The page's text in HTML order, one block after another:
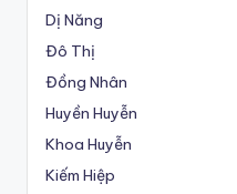
Dị Năng
Đô Thị
Đồng Nhân
Huyền Huyễn
Khoa Huyễn
Kiếm Hiệp